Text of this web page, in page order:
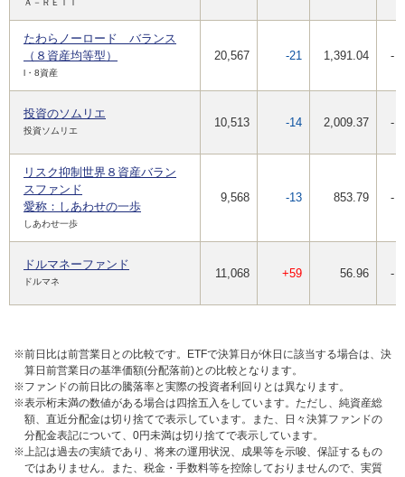
Ａ－ＲＥＩＴ
たわらノーロード バランス
（８資産均等型）
l・8資産
20,567 -21 1,391.04 -
投資のソムリエ
投資ソムリエ
10,513 -14 2,009.37 -
リスク抑制世界８資産バラン
スファンド
愛称：しあわせの一歩
しあわせ一歩
9,568 -13 853.79 -
ドルマネーファンド
ドルマネ
11,068 +59 56.96 -
※前日比は前営業日との比較です。ETFで決算日が休日に該当する場合は、決
算日前営業日の基準価額(分配落前)との比較となります。
※ファンドの前日比の騰落率と実際の投資者利回りとは異なります。
※表示桁未満の数値がある場合は四捨五入をしています。ただし、純資産総
額、直近分配金は切り捨てで表示しています。また、日々決算ファンドの
分配金表記について、0円未満は切り捨てで表示しています。
※上記は過去の実績であり、将来の運用状況、成果等を示唆、保証するもの
ではありません。また、税金・手数料等を控除しておりませんので、実質